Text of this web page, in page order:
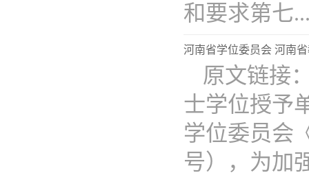
和要求第七
河南省学位委员会 河南
原文链接
士学位授予
学位委员会
号），为加